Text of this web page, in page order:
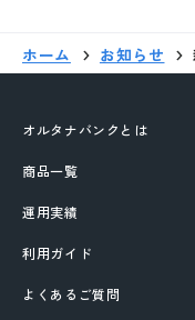
ホーム お知らせ
オルタナバンクとは
商品一覧
運用実績
利用ガイド
よくあるご質問